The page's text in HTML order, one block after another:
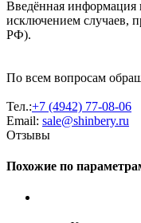
Введённая информация
исключением случаев,
РФ).
По всем вопросам
Тел.:+7 (4942) 77-08-06
Email: sale@shinbery.ru
Отзывы
Похожие по